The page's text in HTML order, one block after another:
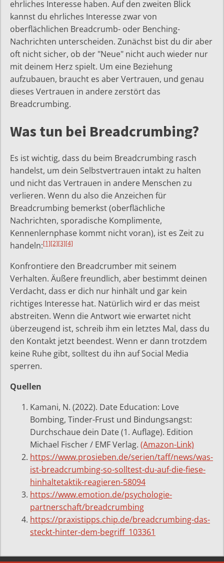
ehrliches Interesse haben. Auf den zweiten Blick
kannst du ehrliches Interesse zwar von
oberflächlichen Breadcrumb- oder Benching-
Nachrichten unterscheiden. Zunächst bist du dir aber
oft nicht sicher, ob der "Neue" nicht auch wieder nur
mit deinem Herz spielt. Um eine Beziehung
aufzubauen, braucht es aber Vertrauen, und genau
dieses Vertrauen in andere zerstört das
Breadcrumbing.
Was tun bei Breadcrumbing?
Es ist wichtig, dass du beim Breadcrumbing rasch
handelst, um dein Selbstvertrauen intakt zu halten
und nicht das Vertrauen in andere Menschen zu
verlieren. Wenn du also die Anzeichen für
Breadcrumbing bemerkst (oberflächliche
Nachrichten, sporadische Komplimente,
Kennenlernphase kommt nicht voran), ist es Zeit zu
handeln:[1][2][3][4]
Konfrontiere den Breadcrumber mit seinem
Verhalten. Äußere freundlich, aber bestimmt deinen
Verdacht, dass er dich nur hinhält und gar kein
richtiges Interesse hat. Natürlich wird er das meist
abstreiten. Wenn die Antwort wie erwartet nicht
überzeugend ist, schreib ihm ein letztes Mal, dass du
den Kontakt jetzt beendest. Wenn er dann trotzdem
keine Ruhe gibt, solltest du ihn auf Social Media
sperren.
Quellen
Kamani, N. (2022). Date Education: Love
Bombing, Tinder-Frust und Bindungsangst:
Durchschaue dein Date (1. Auflage). Edition
Michael Fischer / EMF Verlag. (Amazon-Link)
https://www.prosieben.de/serien/taff/news/was-
ist-breadcrumbing-so-solltest-du-auf-die-fiese-
hinhaltetaktik-reagieren-58094
https://www.emotion.de/psychologie-
partnerschaft/breadcrumbing
https://praxistipps.chip.de/breadcrumbing-das-
steckt-hinter-dem-begriff_103361